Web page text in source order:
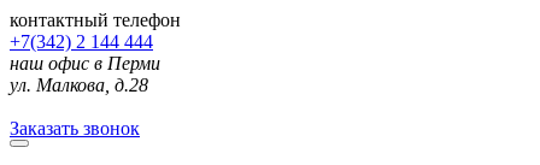
контактный телефон
+7(342) 2 144 444
наш офис в Перми
ул. Малкова, д.28
Заказать звонок